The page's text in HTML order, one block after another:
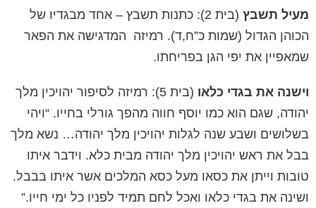
מעיל תשבץ
(בית 2): כתנות תשבץ – אחד מבגדיו של
הכוהן הגדול (שמות כ”ח,ד). רמיזה המדגישה את הפאר
שמאפיין את יפי הגן בפריחתו.
וישנה את בגדי כלאו
(בית 5): רמיזה לסיפור יהויכין מלך
יהודה, שגם הוא כמו יוסף חווה מהפך גורלי בחייו. “ויהי
בשלושים ושבע שנה לגלות יהויכין מלך יהודה… נשא מלך
בבל את ראש יהויכין מלך יהודה מבית כלא. וידבר איתו
טובות וייתן את כסאו מעל כסא המלכים אשר איתו בבבל.
ושינה את בגדי כלאו ואכל לחם תמיד לפניו כל ימי חייו.”